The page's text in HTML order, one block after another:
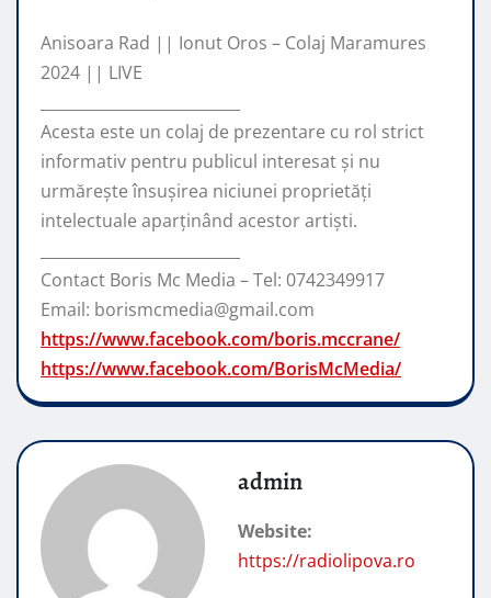
Anisoara Rad || Ionut Oros – Colaj Maramures
2024 || LIVE
Acesta este un colaj de prezentare cu rol strict
informativ pentru publicul interesat și nu
urmărește însușirea niciunei proprietăți
intelectuale aparținând acestor artiști.
Contact Boris Mc Media – Tel: 0742349917
Email: borismcmedia@gmail.com
https://www.facebook.com/boris.mccrane/
https://www.facebook.com/BorisMcMedia/
admin
Website:
https://radiolipova.ro